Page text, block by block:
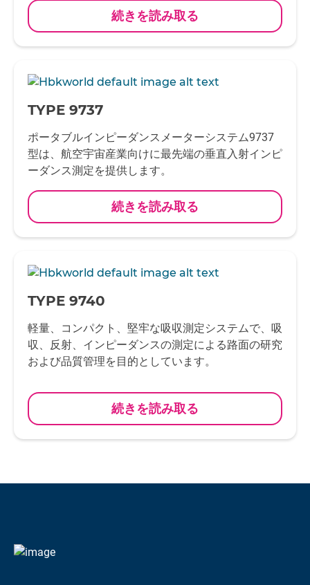
続きを読み取る
-
TYPE 9737
ポータブルインピーダンスメーターシステム9737
型は、航空宇宙産業向けに最先端の垂直入射インピ
ーダンス測定を提供します。
続きを読み取る
-
TYPE 9740
軽量、コンパクト、堅牢な吸収測定システムで、吸
収、反射、インピーダンスの測定による路面の研究
および品質管理を目的としています。
続きを読み取る